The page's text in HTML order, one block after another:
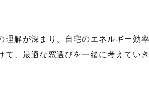
解が深まり、自宅のエネルギー効
、最適な窓選びを一緒に考えていき